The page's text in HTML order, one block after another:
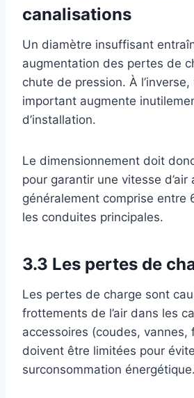
canalisations
Un diamètre insuffisant
augmentation des pertes de
chute de pression. À
important augmente
d’installation.
Le dimensionnement doit
pour garantir une vitesse d’air
généralement comprise entre
les conduites principales.
3.3 Les pertes de
Les pertes de charge sont
frottements de l’air dans les
accessoires (coudes, vannes,
doivent être limitées pour
surconsommation énergétique.